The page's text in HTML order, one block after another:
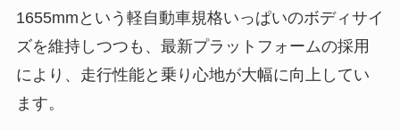
1655mmという軽自動車規格いっぱいのボディサイ
ズを維持しつつも、最新プラットフォームの採用
により、走行性能と乗り心地が大幅に向上してい
ます。